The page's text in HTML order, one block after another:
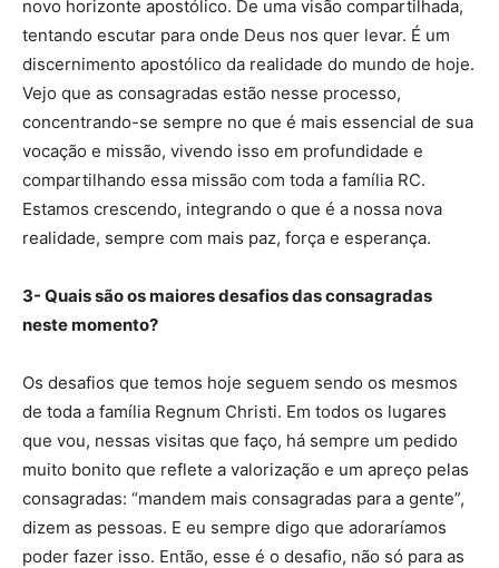
novo horizonte apostólico. De uma visão compartilhada,
tentando escutar para onde Deus nos quer levar. É um
discernimento apostólico da realidade do mundo de hoje.
Vejo que as consagradas estão nesse processo,
concentrando-se sempre no que é mais essencial de sua
vocação e missão, vivendo isso em profundidade e
compartilhando essa missão com toda a família RC.
Estamos crescendo, integrando o que é a nossa nova
realidade, sempre com mais paz, força e esperança.
3- Quais são os maiores desafios das consagradas
neste momento?
Os desafios que temos hoje seguem sendo os mesmos
de toda a família Regnum Christi. Em todos os lugares
que vou, nessas visitas que faço, há sempre um pedido
muito bonito que reflete a valorização e um apreço pelas
consagradas: “mandem mais consagradas para a gente”,
dizem as pessoas. E eu sempre digo que adoraríamos
poder fazer isso. Então, esse é o desafio, não só para as